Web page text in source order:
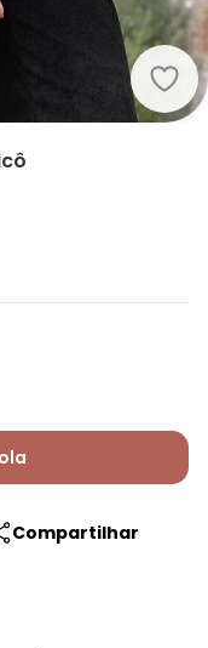
Compartilhar